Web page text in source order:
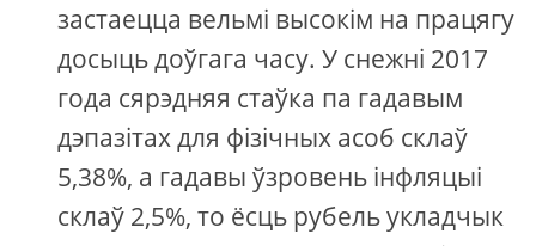
застаецца вельмі высокім на працягу
досыць доўгага часу. У снежні 2017
года сярэдняя стаўка па гадавым
дэпазітах для фізічных асоб склаў
5,38%, а гадавы ўзровень інфляцыі
склаў 2,5%, то ёсць рубель укладчык